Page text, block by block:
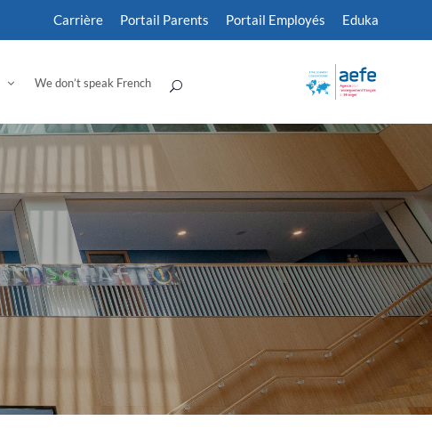
Carrière Portail Parents Portail Employés Eduka
We don’t speak French